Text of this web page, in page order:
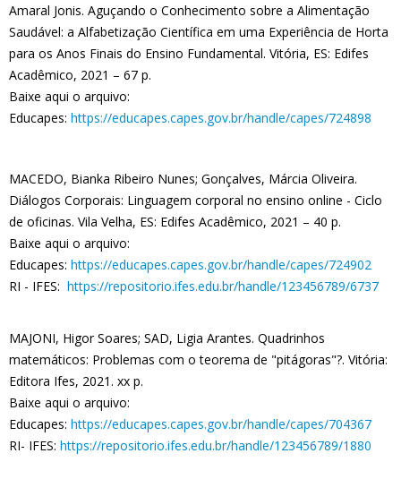
Amaral Jonis. Aguçando o Conhecimento sobre a Alimentação
Saudável: a Alfabetização Científica em uma Experiência de Horta
para os Anos Finais do Ensino Fundamental. Vitória, ES: Edifes
Acadêmico, 2021 – 67 p.
Baixe aqui o arquivo:
Educapes: https://educapes.capes.gov.br/handle/capes/724898
MACEDO, Bianka Ribeiro Nunes; Gonçalves, Márcia Oliveira.
Diálogos Corporais: Linguagem corporal no ensino online - Ciclo
de oficinas. Vila Velha, ES: Edifes Acadêmico, 2021 – 40 p.
Baixe aqui o arquivo:
Educapes: https://educapes.capes.gov.br/handle/capes/724902
RI - IFES: https://repositorio.ifes.edu.br/handle/123456789/6737
MAJONI, Higor Soares; SAD, Ligia Arantes. Quadrinhos
matemáticos: Problemas com o teorema de "pitágoras"?. Vitória:
Editora Ifes, 2021. xx p.
Baixe aqui o arquivo:
Educapes: https://educapes.capes.gov.br/handle/capes/704367
RI- IFES: https://repositorio.ifes.edu.br/handle/123456789/1880